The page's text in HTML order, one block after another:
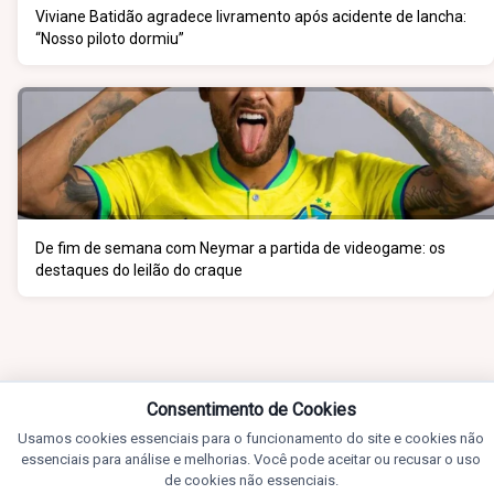
Viviane Batidão agradece livramento após acidente de lancha:
“Nosso piloto dormiu”
De fim de semana com Neymar a partida de videogame: os
destaques do leilão do craque
Consentimento de Cookies
Usamos cookies essenciais para o funcionamento do site e cookies não
essenciais para análise e melhorias. Você pode aceitar ou recusar o uso
de cookies não essenciais.